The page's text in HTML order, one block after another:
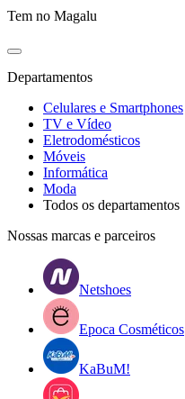
Tem no Magalu
Departamentos
Celulares e Smartphones
TV e Vídeo
Eletrodomésticos
Móveis
Informática
Moda
Todos os departamentos
Nossas marcas e parceiros
Netshoes
Epoca Cosméticos
KaBuM!